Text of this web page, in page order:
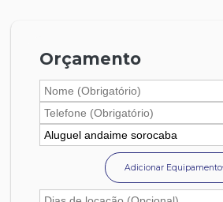
Orçamento
Adicionar Equipamento